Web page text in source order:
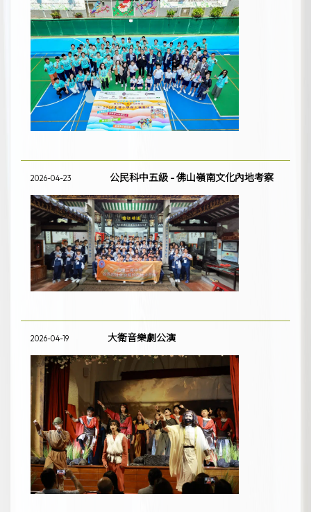
2026-04-23 公民科中五級 - 佛山嶺南文化內地考察
2026-04-19 大衛音樂劇公演